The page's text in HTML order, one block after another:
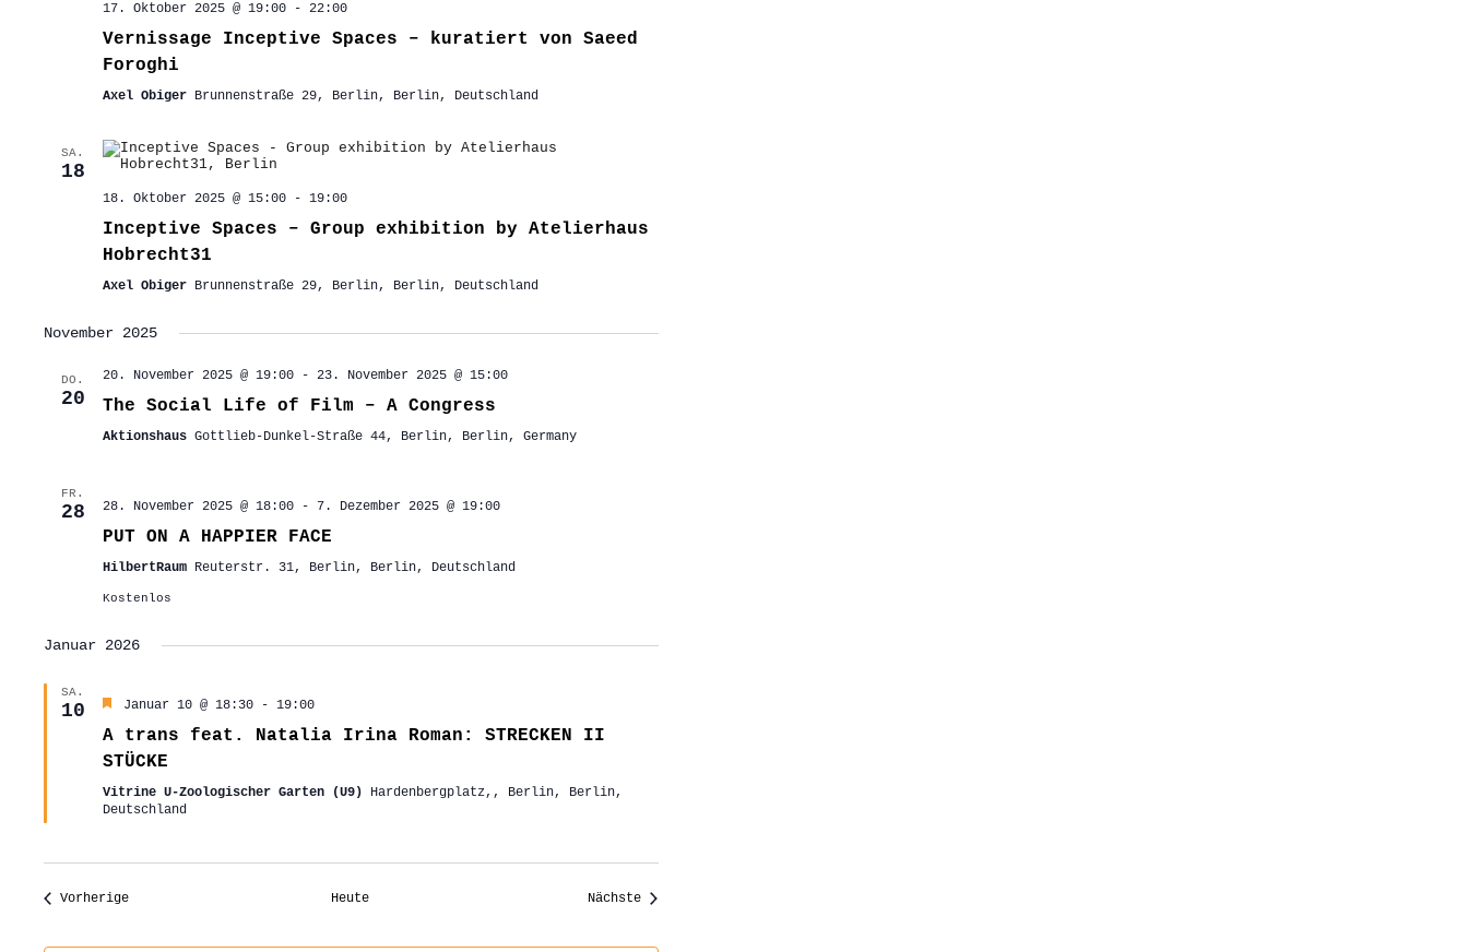
17. Oktober 2025 @ 19:00- 22:00
Vernissage Inceptive Spaces – kuratiert von Saeed
Foroghi
Axel Obiger Brunnenstraße 29, Berlin, Berlin, Deutschland
SA.
18
18. Oktober 2025 @ 15:00- 19:00
Inceptive Spaces – Group exhibition by Atelierhaus
Hobrecht31
Axel Obiger Brunnenstraße 29, Berlin, Berlin, Deutschland
November 2025
DO.
20
20. November 2025 @ 19:00- 23. November 2025 @ 15:00
The Social Life of Film – A Congress
Aktionshaus Gottlieb-Dunkel-Straße 44, Berlin, Berlin, Germany
FR.
28 28. November 2025 @ 18:00- 7. Dezember 2025 @ 19:00
PUT ON A HAPPIER FACE
HilbertRaum Reuterstr. 31, Berlin, Berlin, Deutschland
Kostenlos
Januar 2026
SA.
10 Hervorgehoben
Januar 10 @ 18:30- 19:00
A trans feat. Natalia Irina Roman: STRECKEN II
STÜCKE
Vitrine U-Zoologischer Garten (U9)
Hardenbergplatz,, Berlin, Berlin,
Deutschland
VorherigeVeranstaltungen Heute NächsteVeranstaltungen